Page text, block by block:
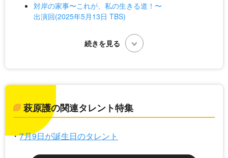
対岸の家事〜これが、私の生きる道！〜
出演回(2025年5月13日 TBS)
萩原護の関連タレント特集
7月9日が誕生日のタレント